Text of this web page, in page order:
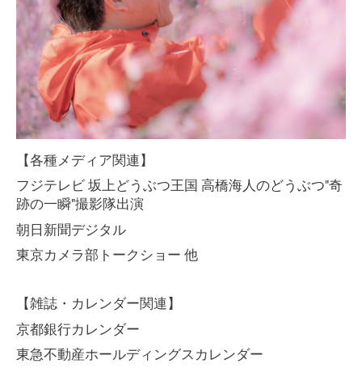
【各種メディア関連】
フジテレビ 坂上どうぶつ王国 高橋海人のどうぶつ"奇
跡の一瞬"撮影隊出演
朝日新聞デジタル
東京カメラ部トークショー 他
【雑誌・カレンダー関連】
京都銀行カレンダー
東急不動産ホールディングスカレンダー